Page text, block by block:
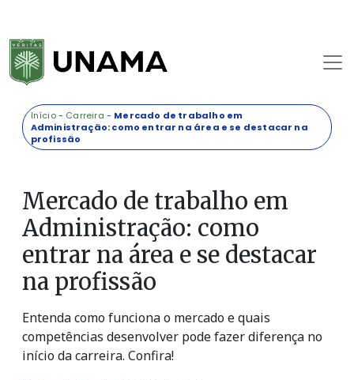
Início- Carreira - Mercado de trabalho em
Administração: como entrar na área e se destacar na
profissão
Mercado de trabalho em
Administração: como
entrar na área e se destacar
na profissão
Entenda como funciona o mercado e quais
competências desenvolver pode fazer diferença no
início da carreira. Confira!